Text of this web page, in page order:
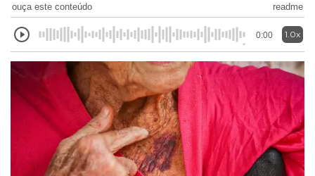
ouça este conteúdo readme
0:00 1.0x